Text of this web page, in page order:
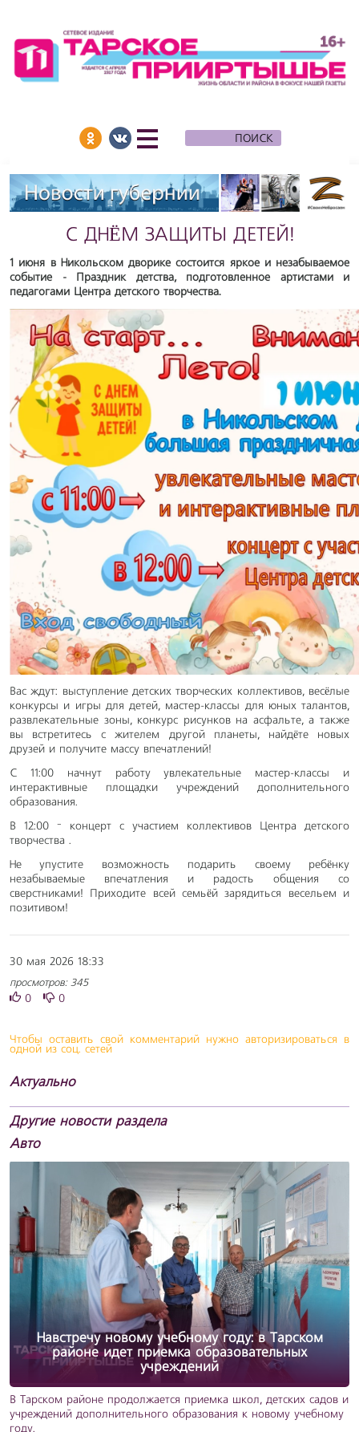
С ДНЁМ ЗАЩИТЫ ДЕТЕЙ!
1 июня в Никольском дворике состоится яркое и незабываемое
событие - Праздник детства, подготовленное артистами и
педагогами Центра детского творчества.
Вас ждут: выступление детских творческих коллективов, весёлые
конкурсы и игры для детей, мастер-классы для юных талантов,
развлекательные зоны, конкурс рисунков на асфальте, а также
вы встретитесь с жителем другой планеты, найдёте новых
друзей и получите массу впечатлений!
С 11:00 начнут работу увлекательные мастер-классы и
интерактивные площадки учреждений дополнительного
образования.
В 12:00 — концерт с участием коллективов Центра детского
творчества .
Не упустите возможность подарить своему ребёнку
незабываемые впечатления и радость общения со
сверстниками! Приходите всей семьёй зарядиться весельем и
позитивом!
30 мая 2026 18:33
просмотров: 345
0 0
Чтобы оставить свой комментарий нужно авторизироваться в
одной из соц. сетей
Актуально
Другие новости раздела
Авто
Навстречу новому учебному году: в Тарском
районе идет приемка образовательных
учреждений
В Тарском районе продолжается приемка школ, детских садов и
учреждений дополнительного образования к новому учебному
году.